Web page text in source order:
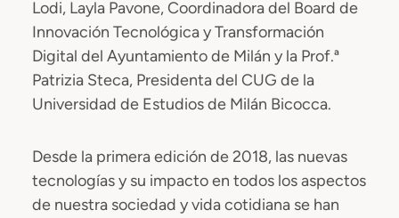
Lodi, Layla Pavone, Coordinadora del Board de
Innovación Tecnológica y Transformación
Digital del Ayuntamiento de Milán y la Prof.ª
Patrizia Steca, Presidenta del CUG de la
Universidad de Estudios de Milán Bicocca.
Desde la primera edición de 2018, las nuevas
tecnologías y su impacto en todos los aspectos
de nuestra sociedad y vida cotidiana se han